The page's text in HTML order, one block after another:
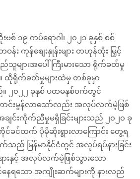
စ် ၁၉ ကပ်ရောဂါ၊ ၂၀၂၁ ခုနှစ် စစ်
န်း ကုန်စျေးနှုန်းများ တဟုန်ထိုး မြှင့်
များအပေါ် ကြီးမားသော ရိုက်ခတ်မှု
။ ထိုရိုက်ခတ်မှုများထဲမှ တစ်ခုမှာ
၂၀၂၂ ခုနှစ် ပထမနှစ်ဝက်တွင်
င်းမွန်လာသော်လည်း အလုပ်လက်မဲ့ဖြစ်
ျင်းကိုက်ညီမှုမရှိခြင်းများသည် ၂၀၂၀ ခု
ခင်ထက် ပိုမိုဆိုးရွားလာကြောင်း တွေ့ရ
ည် မြန်မာနိုင်ငံတွင် အလုပ်ရပ်နားခြင်း
နှင့် အလုပ်လက်မဲ့ဖြစ်သွားသော
နေရသော အကျိုးဆက်များကို နားလည်